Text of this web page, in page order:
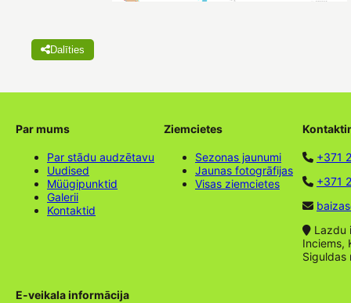
Dalīties
Par mums
Par stādu audzētavu
Uudised
Müügipunktid
Galerii
Kontaktid
Ziemcietes
Sezonas jaunumi
Jaunas fotogrāfijas
Visas ziemcietes
+371
+371
Lazdu
Inciems,
Siguldas
E-veikala informācija